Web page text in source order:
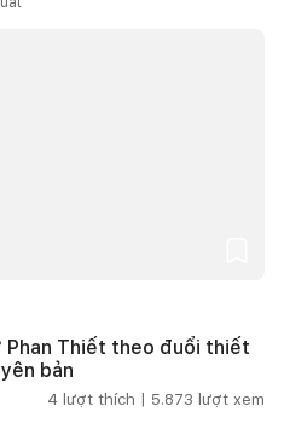
Phan Thiết theo đuổi thiết
bản
4 lượt thích | 5.873 lượt xem